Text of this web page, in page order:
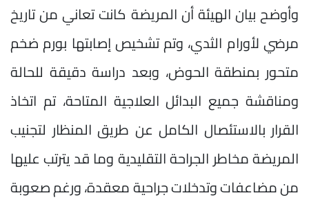
وأوضح بيان الهيئة أن المريضة كانت تعاني من تاريخ
مرضي لأورام الثدي، وتم تشخيص إصابتها بورم ضخم
متحور بمنطقة الحوض، وبعد دراسة دقيقة للحالة
ومناقشة جميع البدائل العلاجية المتاحة، تم اتخاذ
القرار بالاستئصال الكامل عن طريق المنظار لتجنيب
المريضة مخاطر الجراحة التقليدية وما قد يترتب عليها
من مضاعفات وتدخلات جراحية معقدة، ورغم صعوبة